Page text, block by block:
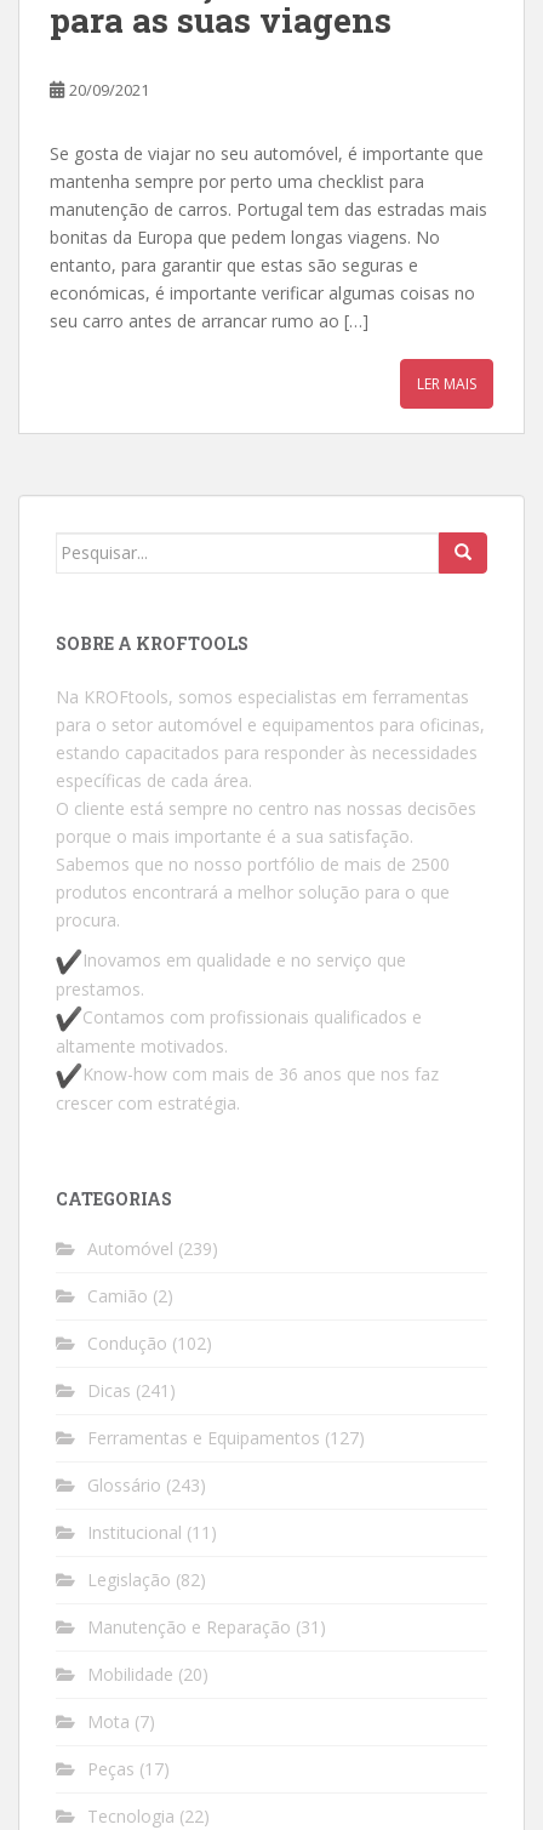
para as suas viagens
20/09/2021
Se gosta de viajar no seu automóvel, é importante que
mantenha sempre por perto uma checklist para
manutenção de carros. Portugal tem das estradas mais
bonitas da Europa que pedem longas viagens. No
entanto, para garantir que estas são seguras e
económicas, é importante verificar algumas coisas no
seu carro antes de arrancar rumo ao […]
LER MAIS
Procurar por:
SOBRE A KROFTOOLS
Na KROFtools, somos especialistas em ferramentas
para o setor automóvel e equipamentos para oficinas,
estando capacitados para responder às necessidades
específicas de cada área.
O cliente está sempre no centro nas nossas decisões
porque o mais importante é a sua satisfação.
Sabemos que no nosso portfólio de mais de 2500
produtos encontrará a melhor solução para o que
procura.
Inovamos em qualidade e no serviço que
prestamos.
Contamos com profissionais qualificados e
altamente motivados.
Know-how com mais de 36 anos que nos faz
crescer com estratégia.
CATEGORIAS
Automóvel (239)
Camião (2)
Condução (102)
Dicas (241)
Ferramentas e Equipamentos (127)
Glossário (243)
Institucional (11)
Legislação (82)
Manutenção e Reparação (31)
Mobilidade (20)
Mota (7)
Peças (17)
Tecnologia (22)